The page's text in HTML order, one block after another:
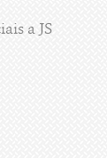
a JS